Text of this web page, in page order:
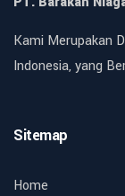
Kami Merupakan
Indonesia, yang
Sitemap
Home